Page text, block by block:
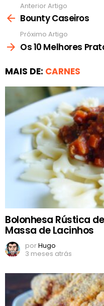
mais
Anterior Artigo
Bounty Caseiros
Próximo Artigo
Os 10 Melhores
MAIS DE: CARNES
Bolonhesa Rústica
Massa de Lacinhos
porHugo
3 meses atrás